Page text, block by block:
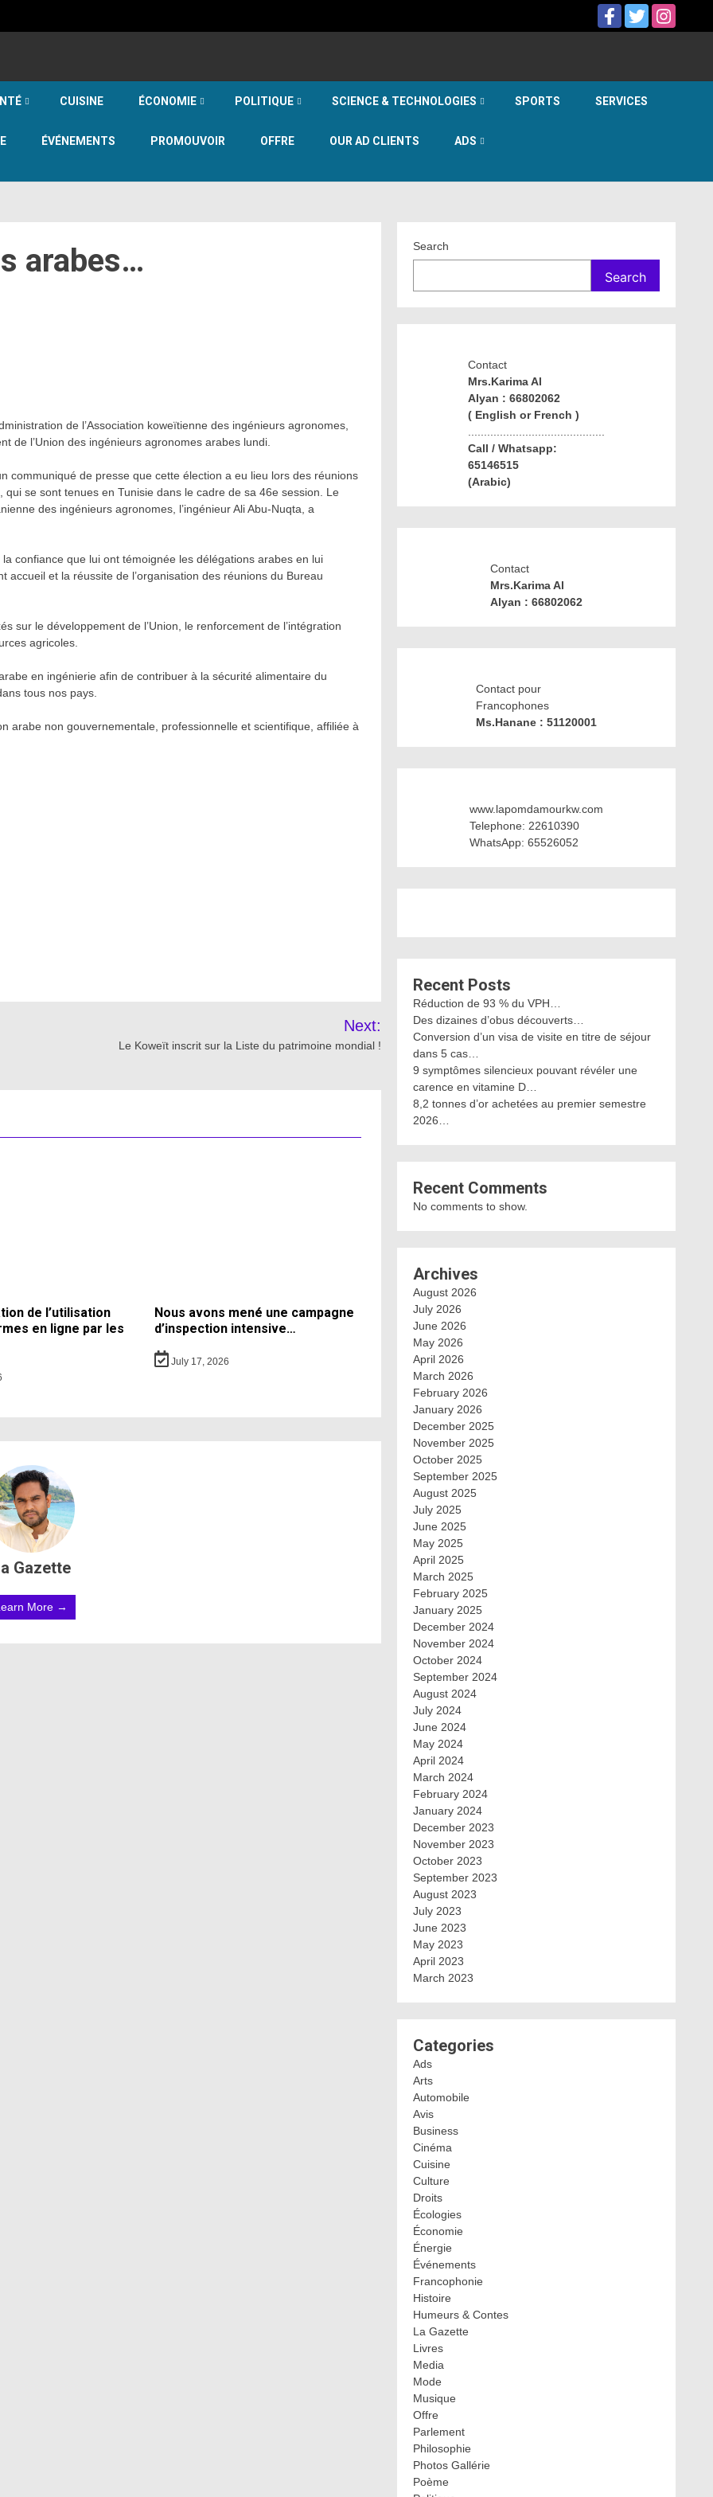
CUISINE ÉCONOMIE POLITIQUE SCIENCE & TECHNOLOGIES SPORTS SERVICES
ÉVÉNEMENTS PROMOUVOIR OFFRE OUR AD CLIENTS ADS
arabes…
de l’Association koweïtienne des ingénieurs agronomes,
de l’Union des ingénieurs agronomes arabes lundi.
communiqué de presse que cette élection a eu lieu lors des réunions
se sont tenues en Tunisie dans le cadre de sa 46e session. Le
des ingénieurs agronomes, l’ingénieur Ali Abu-Nuqta, a
confiance que lui ont témoignée les délégations arabes en lui
et la réussite de l’organisation des réunions du Bureau
sur le développement de l’Union, le renforcement de l’intégration
agricoles.
en ingénierie afin de contribuer à la sécurité alimentaire du
tous nos pays.
arabe non gouvernementale, professionnelle et scientifique, affiliée à
Next:
Le Koweït inscrit sur la Liste du patrimoine mondial !
de l’utilisation
en ligne par les
Nous avons mené une campagne
d’inspection intensive…
July 17, 2026
Gazette
More →
Search
Search
Contact
Mrs.Karima Al
Alyan : 66802062
( English or French )
...........................................
Call / Whatsapp:
65146515
(Arabic)
Contact
Mrs.Karima Al
Alyan : 66802062
Contact pour
Francophones
Ms.Hanane : 51120001
www.lapomdamourkw.com
Telephone: 22610390
WhatsApp: 65526052
Recent Posts
Réduction de 93 % du VPH…
Des dizaines d’obus découverts…
Conversion d’un visa de visite en titre de séjour
dans 5 cas…
9 symptômes silencieux pouvant révéler une
carence en vitamine D…
8,2 tonnes d’or achetées au premier semestre
2026…
Recent Comments
No comments to show.
Archives
August 2026
July 2026
June 2026
May 2026
April 2026
March 2026
February 2026
January 2026
December 2025
November 2025
October 2025
September 2025
August 2025
July 2025
June 2025
May 2025
April 2025
March 2025
February 2025
January 2025
December 2024
November 2024
October 2024
September 2024
August 2024
July 2024
June 2024
May 2024
April 2024
March 2024
February 2024
January 2024
December 2023
November 2023
October 2023
September 2023
August 2023
July 2023
June 2023
May 2023
April 2023
March 2023
Categories
Ads
Arts
Automobile
Avis
Business
Cinéma
Cuisine
Culture
Droits
Écologies
Économie
Énergie
Événements
Francophonie
Histoire
Humeurs & Contes
La Gazette
Livres
Media
Mode
Musique
Offre
Parlement
Philosophie
Photos Gallérie
Poème